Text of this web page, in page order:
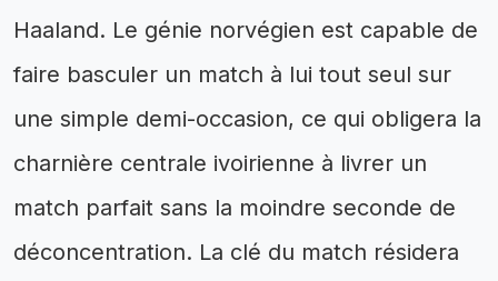
Haaland. Le génie norvégien est capable de
faire basculer un match à lui tout seul sur
une simple demi-occasion, ce qui obligera la
charnière centrale ivoirienne à livrer un
match parfait sans la moindre seconde de
déconcentration. La clé du match résidera